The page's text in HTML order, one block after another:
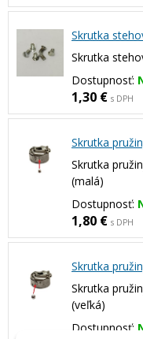
Skrutka
Skrutka
Dostupnosť:
1,30 € s DPH
Skrutka
Skrutka
(malá)
Dostupnosť:
1,80 € s DPH
Skrutka
Skrutka
(veľká)
Dostupnosť: